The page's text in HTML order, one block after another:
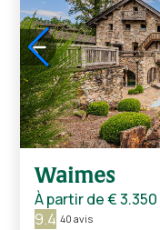
Waimes
À partir de€ 3.350
9.4 40 avis